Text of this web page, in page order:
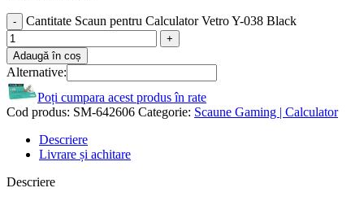
Cantitate Scaun pentru Calculator Vetro Y-038 Black
Adaugă în coș
Alternative:
Poți cumpara acest produs în rate
Cod produs: SM-642606 Categorie: Scaune Gaming | Calculator
Descriere
Livrare și achitare
Descriere